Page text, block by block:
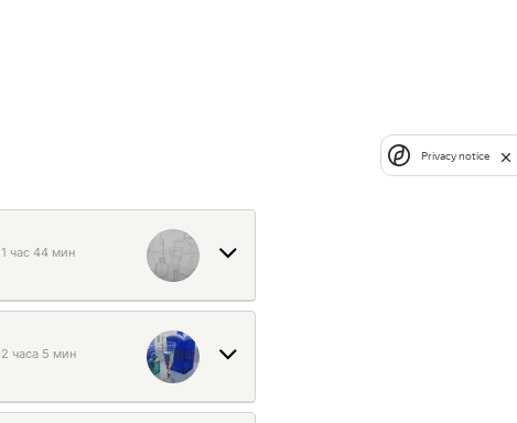
1 час 44 мин
2 часа 5 мин
Privacy notice